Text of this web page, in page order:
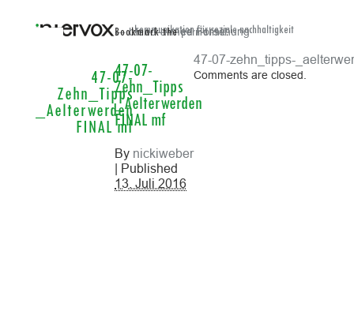
47-07-
Zehn_Tipps
_Aelterwerden
FINAL mf
kommunikation für soziale nachhaltigkeit
← blend-a-med Forschung
47-07-
Zehn_Tipps
_Aelterwerden
FINAL mf
By nickiweber
| Published
13. Juli 2016
47-07-zehn_tipps-
Bookmark thepermalink.
Comments are closed.